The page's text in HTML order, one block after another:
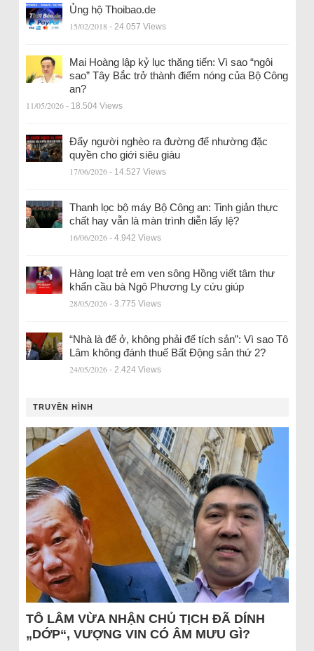
Ủng hộ Thoibao.de
15/02/2018 - 24.057 Views
Mai Hoàng lập kỷ lục thăng tiến: Vì sao “ngôi
sao” Tây Bắc trở thành điểm nóng của Bộ Công
an?
11/05/2026 - 18.504 Views
Đẩy người nghèo ra đường để nhường đặc
quyền cho giới siêu giàu
17/06/2026 - 14.527 Views
Thanh lọc bộ máy Bộ Công an: Tinh giản thực
chất hay vẫn là màn trình diễn lấy lệ?
16/06/2026 - 4.942 Views
Hàng loạt trẻ em ven sông Hồng viết tâm thư
khẩn cầu bà Ngô Phương Ly cứu giúp
28/05/2026 - 3.775 Views
“Nhà là để ở, không phải để tích sản”: Vì sao Tô
Lâm không đánh thuế Bất Động sản thứ 2?
24/05/2026 - 2.424 Views
TRUYỀN HÌNH
TÔ LÂM VỪA NHẬN CHỦ TỊCH ĐÃ DÍNH
„DỚP“, VƯỢNG VIN CÓ ÂM MƯU GÌ?